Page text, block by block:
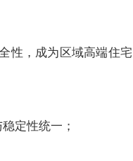
性，成为区域高端住宅
定性统一；